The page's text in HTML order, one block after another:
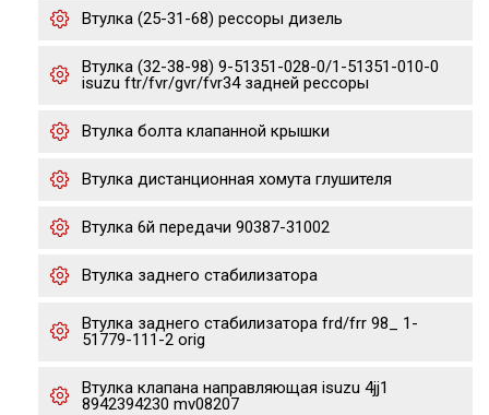
Втулка (25-31-68) рессоры дизель
Втулка (32-38-98) 9-51351-028-0/1-51351-010-0
isuzu ftr/fvr/gvr/fvr34 задней рессоры
Втулка болта клапанной крышки
Втулка дистанционная хомута глушителя
Втулка 6й передачи 90387-31002
Втулка заднего стабилизатора
Втулка заднего стабилизатора frd/frr 98_ 1-
51779-111-2 orig
Втулка клапана направляющая isuzu 4jj1
8942394230 mv08207